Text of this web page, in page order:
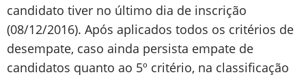
candidato tiver no último dia de inscrição
(08/12/2016). Após aplicados todos os critérios de
desempate, caso ainda persista empate de
candidatos quanto ao 5º critério, na classificação